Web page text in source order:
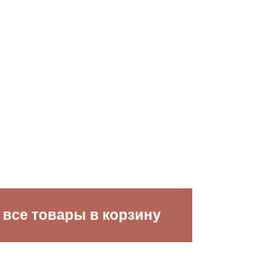
товары в корзину